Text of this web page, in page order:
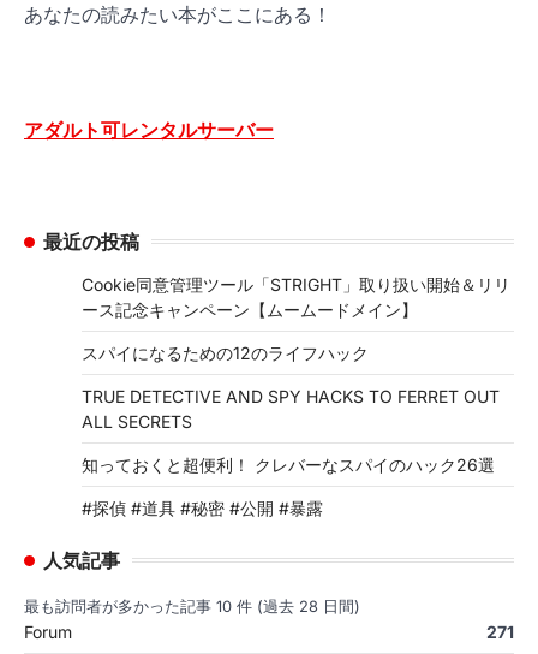
あなたの読みたい本がここにある！
アダルト可レンタルサーバー
最近の投稿
Cookie同意管理ツール「STRIGHT」取り扱い開始＆リリ
ース記念キャンペーン【ムームードメイン】
スパイになるための12のライフハック
TRUE DETECTIVE AND SPY HACKS TO FERRET OUT
ALL SECRETS
知っておくと超便利！ クレバーなスパイのハック26選
#探偵 #道具 #秘密 #公開 #暴露
人気記事
最も訪問者が多かった記事 10 件 (過去 28 日間)
Forum 271